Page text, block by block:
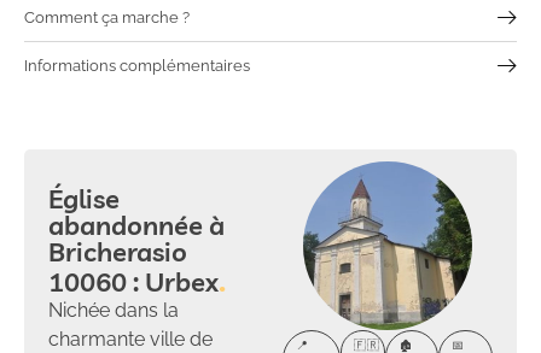
Comment ça marche ?
Informations complémentaires
Église
abandonnée à
Bricherasio
10060 : Urbex
Nichée dans la
charmante ville de
📍
🇫🇷
🏚️
📅